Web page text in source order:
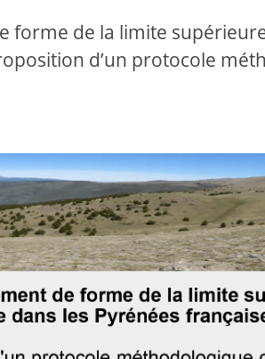
forme de la limite
d’un protocole